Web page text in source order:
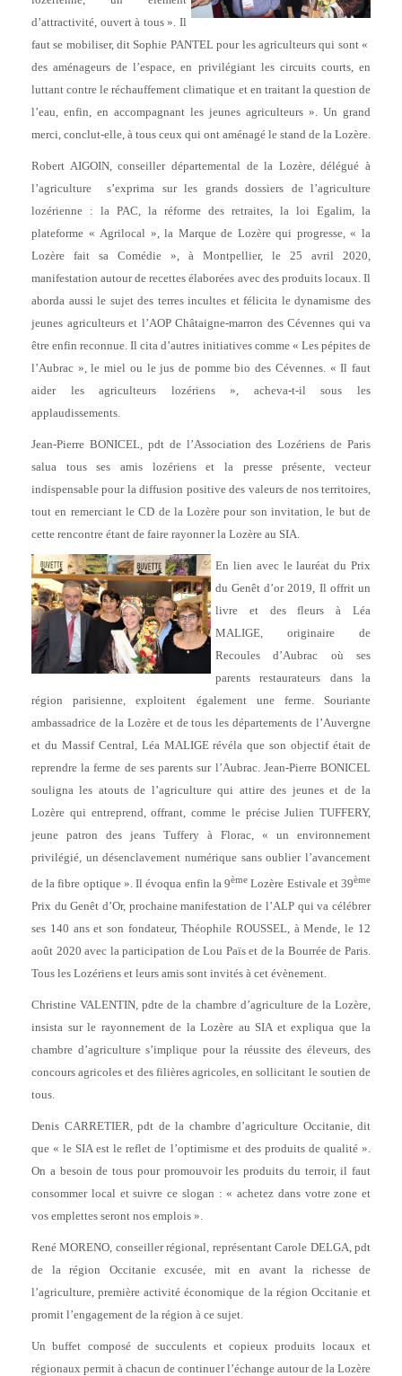
d’attractivité, ouvert à tous ». Il
faut se mobiliser, dit Sophie PANTEL pour les agriculteurs qui sont «
des aménageurs de l’espace, en privilégiant les circuits courts, en
luttant contre le réchauffement climatique et en traitant la question de
l’eau, enfin, en accompagnant les jeunes agriculteurs ». Un grand
merci, conclut-elle, à tous ceux qui ont aménagé le stand de la Lozère.
Robert AIGOIN, conseiller départemental de la Lozère, délégué à
l’agriculture s’exprima sur les grands dossiers de l’agriculture
lozérienne : la PAC, la réforme des retraites, la loi Egalim, la
plateforme « Agrilocal », la Marque de Lozère qui progresse, « la
Lozère fait sa Comédie », à Montpellier, le 25 avril 2020,
manifestation autour de recettes élaborées avec des produits locaux. Il
aborda aussi le sujet des terres incultes et félicita le dynamisme des
jeunes agriculteurs et l’AOP Châtaigne-marron des Cévennes qui va
être enfin reconnue. Il cita d’autres initiatives comme « Les pépites de
l’Aubrac », le miel ou le jus de pomme bio des Cévennes. « Il faut
aider les agriculteurs lozériens », acheva-t-il sous les
applaudissements.
Jean-Pierre BONICEL, pdt de l’Association des Lozériens de Paris
salua tous ses amis lozériens et la presse présente, vecteur
indispensable pour la diffusion positive des valeurs de nos territoires,
tout en remerciant le CD de la Lozère pour son invitation, le but de
cette rencontre étant de faire rayonner la Lozère au SIA.
En lien avec le lauréat du Prix
du Genêt d’or 2019, Il offrit un
livre et des fleurs à Léa
MALIGE, originaire de
Recoules d’Aubrac où ses
parents restaurateurs dans la
région parisienne, exploitent également une ferme. Souriante
ambassadrice de la Lozère et de tous les départements de l’Auvergne
et du Massif Central, Léa MALIGE révéla que son objectif était de
reprendre la ferme de ses parents sur l’Aubrac. Jean-Pierre BONICEL
souligna les atouts de l’agriculture qui attire des jeunes et de la
Lozère qui entreprend, offrant, comme le précise Julien TUFFERY,
jeune patron des jeans Tuffery à Florac, « un environnement
privilégié, un désenclavement numérique sans oublier l’avancement
de la fibre optique ». Il évoqua enfin la 9ème Lozère Estivale et 39ème
Prix du Genêt d’Or, prochaine manifestation de l’ALP qui va célébrer
ses 140 ans et son fondateur, Théophile ROUSSEL, à Mende, le 12
août 2020 avec la participation de Lou Païs et de la Bourrée de Paris.
Tous les Lozériens et leurs amis sont invités à cet évènement.
Christine VALENTIN, pdte de la chambre d’agriculture de la Lozère,
insista sur le rayonnement de la Lozère au SIA et expliqua que la
chambre d’agriculture s’implique pour la réussite des éleveurs, des
concours agricoles et des filières agricoles, en sollicitant le soutien de
tous.
Denis CARRETIER, pdt de la chambre d’agriculture Occitanie, dit
que « le SIA est le reflet de l’optimisme et des produits de qualité ».
On a besoin de tous pour promouvoir les produits du terroir, il faut
consommer local et suivre ce slogan : « achetez dans votre zone et
vos emplettes seront nos emplois ».
René MORENO, conseiller régional, représentant Carole DELGA, pdt
de la région Occitanie excusée, mit en avant la richesse de
l’agriculture, première activité économique de la région Occitanie et
promit l’engagement de la région à ce sujet.
Un buffet composé de succulents et copieux produits locaux et
régionaux permit à chacun de continuer l’échange autour de la Lozère